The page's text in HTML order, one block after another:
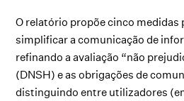
O relatório propõe cinco medidas
simplificar a comunicação de
refinando a avaliação “não
(DNSH) e as obrigações de
distinguindo entre utilizadores